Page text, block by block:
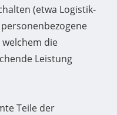
(etwa Logistik-
die
Leistung
Teile der